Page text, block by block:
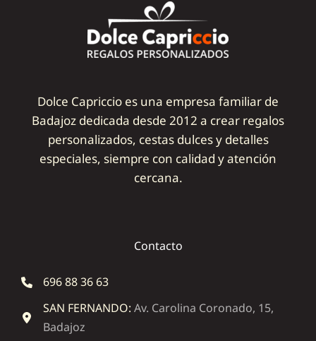
Dolce Capriccio es una empresa familiar de
Badajoz dedicada desde 2012 a crear regalos
personalizados, cestas dulces y detalles
especiales, siempre con calidad y atención
cercana.
Contacto
696 88 36 63
SAN FERNANDO: Av. Carolina Coronado, 15,
Badajoz